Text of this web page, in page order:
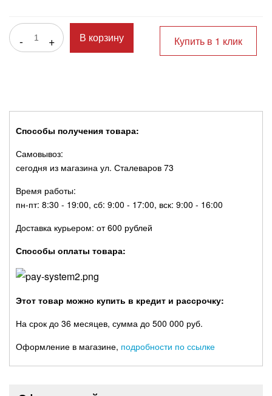
- + В корзину Купить в 1 клик
Способы получения товара:
Самовывоз:
сегодня из магазина ул. Сталеваров 73
Время работы:
пн-пт: 8:30 - 19:00, сб: 9:00 - 17:00, вск: 9:00 - 16:00
Доставка курьером: от 600 рублей
Способы оплаты товара:
Этот товар можно купить в кредит и рассрочку:
На срок до 36 месяцев, сумма до 500 000 руб.
Оформление в магазине, подробности по ссылке